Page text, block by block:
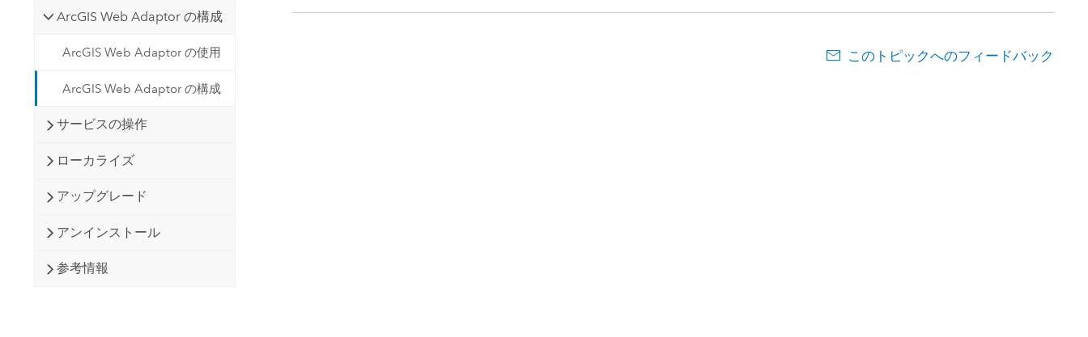
ArcGIS Web Adaptor の構成
ArcGIS Web Adaptor の使用
ArcGIS Web Adaptor の構成
サービスの操作
ローカライズ
アップグレード
アンインストール
参考情報
このトピックへのフィードバック